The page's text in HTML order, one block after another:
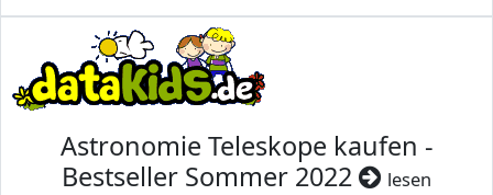
Astronomie Teleskope kaufen -
Bestseller Sommer 2022
lesen